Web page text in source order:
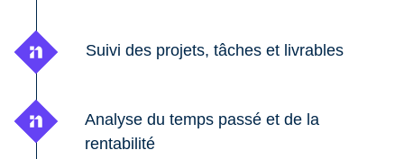
Suivi des projets, tâches et livrables
Analyse du temps passé et de la
rentabilité